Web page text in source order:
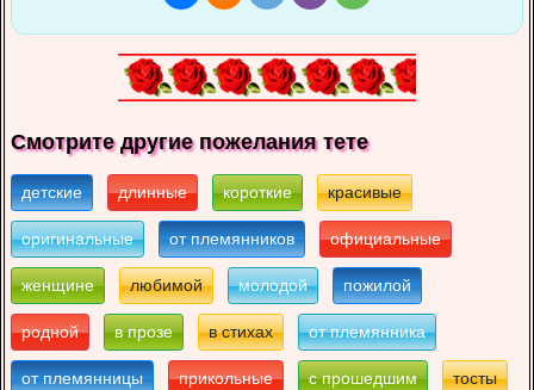
Смотрите другие пожелания тете
детские длинные короткие красивые
оригинальные от племянников официальные
женщине любимой молодой пожилой
родной в прозе в стихах от племянника
от племянницы прикольные с прошедшим тосты